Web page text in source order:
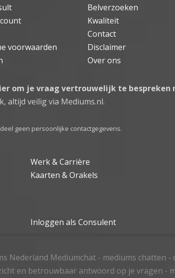
Belverzoeken
Kwaliteit
Contact
voorwaarden
Disclaimer
Over ons
om je vraag vertrouwelijk te bespreken
altijd veilig via Mediums.nl.
geen persoonlijke contactgegevens.
Werk & Carrière
Kaarten & Orakels
Inloggen als Consulent
Nederland Mediumchat - mediums chatten
en betrouwbaar antwoord op je vragen -